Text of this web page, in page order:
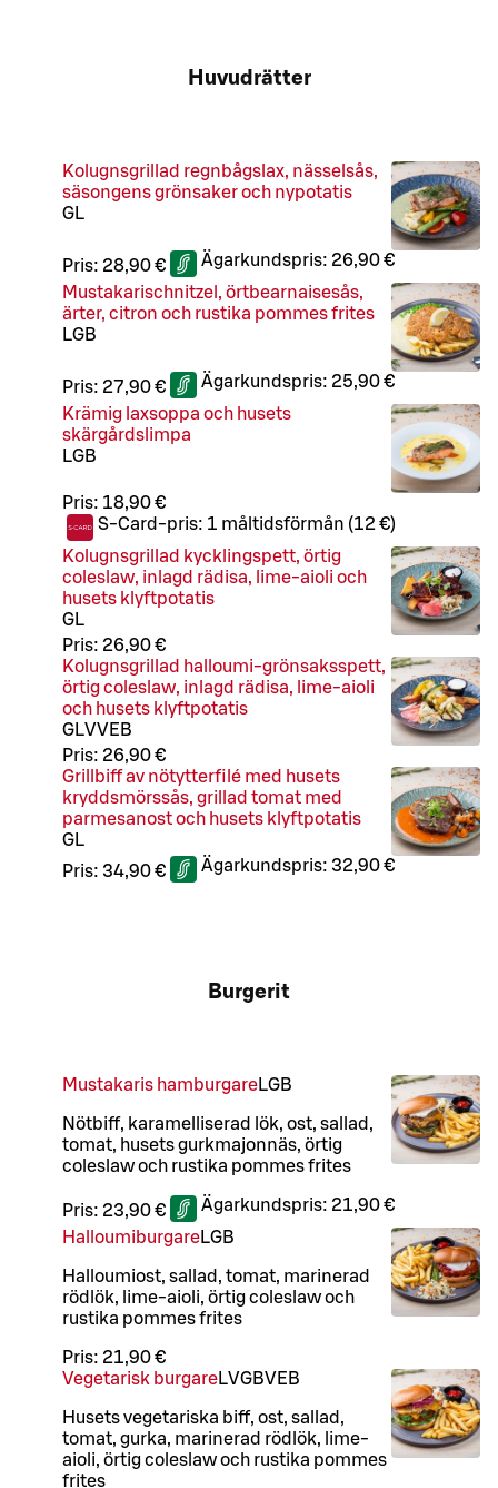
Huvudrätter
Kolugnsgrillad regnbågslax, nässelsås,
säsongens grönsaker och nypotatis
GL
Pris: 28,90 € Ägarkundspris: 26,90 €
Mustakarischnitzel, örtbearnaisesås,
ärter, citron och rustika pommes frites
LGB
Pris: 27,90 € Ägarkundspris: 25,90 €
Krämig laxsoppa och husets
skärgårdslimpa
LGB
Pris: 18,90 €
S-Card-pris: 1 måltidsförmån (12 €)
Kolugnsgrillad kycklingspett, örtig
coleslaw, inlagd rädisa, lime-aioli och
husets klyftpotatis
GL
Pris: 26,90 €
Kolugnsgrillad halloumi-grönsaksspett,
örtig coleslaw, inlagd rädisa, lime-aioli
och husets klyftpotatis
GLVVEB
Pris: 26,90 €
Grillbiff av nötytterfilé med husets
kryddsmörssås, grillad tomat med
parmesanost och husets klyftpotatis
GL
Pris: 34,90 € Ägarkundspris: 32,90 €
Burgerit
Mustakaris hamburgareLGB
Nötbiff, karamelliserad lök, ost, sallad,
tomat, husets gurkmajonnäs, örtig
coleslaw och rustika pommes frites
Pris: 23,90 € Ägarkundspris: 21,90 €
HalloumiburgareLGB
Halloumiost, sallad, tomat, marinerad
rödlök, lime-aioli, örtig coleslaw och
rustika pommes frites
Pris: 21,90 €
Vegetarisk burgareLVGBVEB
Husets vegetariska biff, ost, sallad,
tomat, gurka, marinerad rödlök, lime-
aioli, örtig coleslaw och rustika pommes
frites